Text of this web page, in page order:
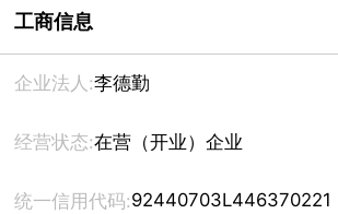
工商信息
企业法人:李德勤
经营状态:在营（开业）企业
统一信用代码:92440703L446370221